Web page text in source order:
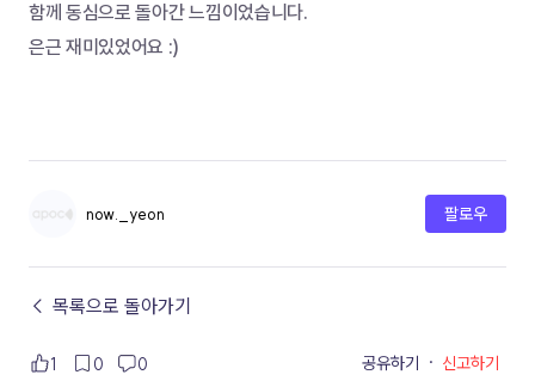
함께 동심으로 돌아간 느낌이었습니다.
은근 재미있었어요 :)
now._yeon 팔로우
← 목록으로 돌아가기
1 0 0 공유하기 · 신고하기